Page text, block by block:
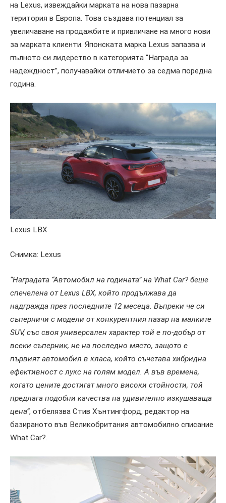
на Lexus, извеждайки марката на нова пазарна
територия в Европа. Това създава потенциал за
увеличаване на продажбите и привличане на много нови
за марката клиенти. Японската марка Lexus запазва и
пълното си лидерство в категорията “Награда за
надеждност”, получавайки отличието за седма поредна
година.
Lexus LBX
Снимка: Lexus
“Наградата “Автомобил на годината” на What Car? беше
спечелена от Lexus LBX, който продължава да
надгражда през последните 12 месеца. Въпреки че си
съперничи с модели от конкурентния пазар на малките
SUV, със своя универсален характер той е по-добър от
всеки съперник, не на последно място, защото е
първият автомобил в класа, който съчетава хибридна
ефективност с лукс на голям модел. А във времена,
когато цените достигат много високи стойности, той
предлага подобни качества на удивително изкушаваща
цена”, отбелязва Стив Хънтингфорд, редактор на
базираното във Великобритания автомобилно списание
What Car?.